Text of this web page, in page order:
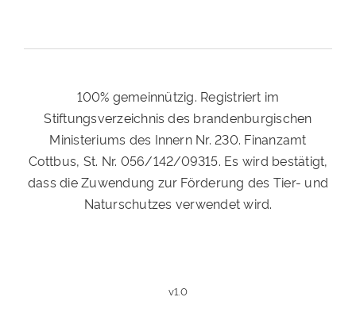
100% gemeinnützig. Registriert im
Stiftungsverzeichnis des brandenburgischen
Ministeriums des Innern Nr. 230. Finanzamt
Cottbus, St. Nr. 056/142/09315. Es wird bestätigt,
dass die Zuwendung zur Förderung des Tier- und
Naturschutzes verwendet wird.
v1.0